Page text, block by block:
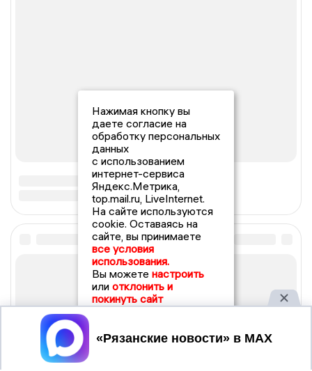
Нажимая кнопку вы
даете согласие на
обработку персональных
данных
с использованием
интернет-сервиса
Яндекс.Метрика,
top.mail.ru, LiveInternet.
На сайте используются
cookie. Оставаясь на
сайте, вы принимаете
все условия
использования.
Вы можете настроить
или отклонить и
покинуть сайт
Принять